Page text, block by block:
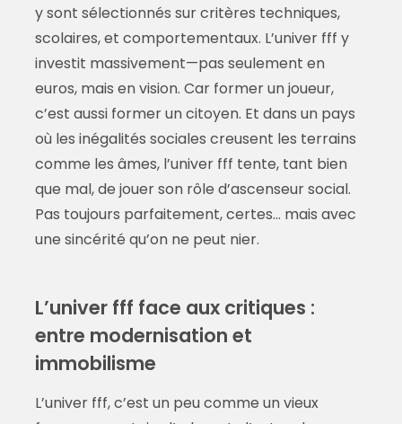
y sont sélectionnés sur critères techniques,
scolaires, et comportementaux. L’univer fff y
investit massivement—pas seulement en
euros, mais en vision. Car former un joueur,
c’est aussi former un citoyen. Et dans un pays
où les inégalités sociales creusent les terrains
comme les âmes, l’univer fff tente, tant bien
que mal, de jouer son rôle d’ascenseur social.
Pas toujours parfaitement, certes… mais avec
une sincérité qu’on ne peut nier.
L’univer fff face aux critiques :
entre modernisation et
immobilisme
L’univer fff, c’est un peu comme un vieux